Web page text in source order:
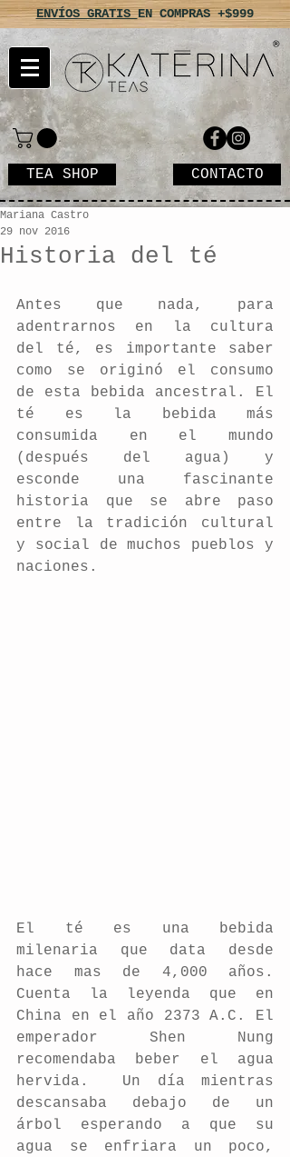
ENVÍOS GRATISEN COMPRAS +$999
TEA SHOP CONTACTO
Historia del té
Mariana Castro
29 nov 2016
Antes que nada, para
adentrarnos en la cultura
del té, es importante saber
como se originó el consumo
de esta bebida ancestral. El
té es la bebida más
consumida en el mundo
(después del agua) y
esconde una fascinante
historia que se abre paso
entre la tradición cultural
y social de muchos pueblos y
naciones.
El té es una bebida
milenaria que data desde
hace mas de 4,000 años.
Cuenta la leyenda que en
China en el año 2373 A.C. El
emperador Shen Nung
recomendaba beber el agua
hervida.  Un día mientras
descansaba debajo de un
árbol esperando a que su
agua se enfriara un poco,